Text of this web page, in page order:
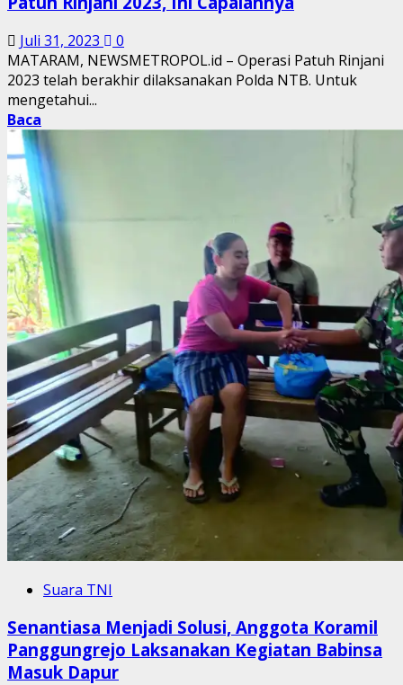
Juli 31, 2023
0
MATARAM, NEWSMETROPOL.id – Operasi Patuh Rinjani
2023 telah berakhir dilaksanakan Polda NTB. Untuk
mengetahui...
Baca
Suara TNI
Senantiasa Menjadi Solusi, Anggota Koramil
Panggungrejo Laksanakan Kegiatan Babinsa
Masuk Dapur